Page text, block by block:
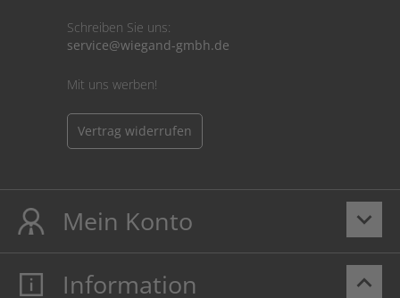
Schreiben Sie uns:
service@wiegand-gmbh.de
Mit uns werben!
Vertrag widerrufen
keyboard_arrow_down
Mein Konto
Mein Konto
keyboard_arrow_up
Information